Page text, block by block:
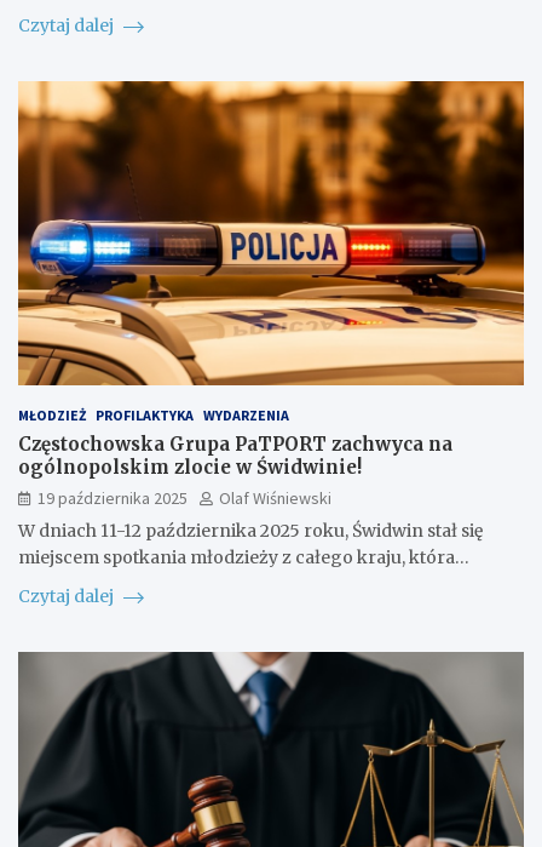
Czytaj dalej
MŁODZIEŻ PROFILAKTYKA WYDARZENIA
Częstochowska Grupa PaTPORT zachwyca na
ogólnopolskim zlocie w Świdwinie!
19 października 2025
Olaf Wiśniewski
W dniach 11-12 października 2025 roku, Świdwin stał się
miejscem spotkania młodzieży z całego kraju, która…
Czytaj dalej